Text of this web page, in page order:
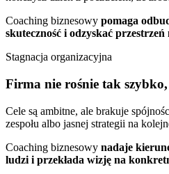
Coaching biznesowy pomaga
skuteczność i odzyskać
Stagnacja organizacyjna
Firma nie rośnie tak
Cele są ambitne, ale brakuje
zespołu albo jasnej strategii na
Coaching biznesowy nadaje
ludzi i przekłada wizję na